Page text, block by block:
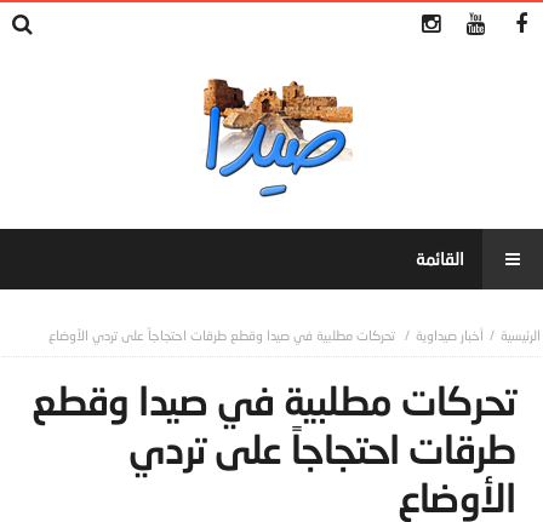
أخبار صيداوية تحركات مطلبية في صيدا وقطع طرقات احتجاجاً على تردي الأوضاع
تحركات مطلبية في صيدا وقطع
طرقات احتجاجاً على تردي
الأوضاع